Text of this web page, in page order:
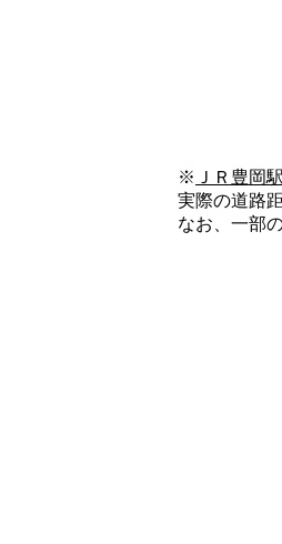
※ ＪＲ豊岡駅
実際の道路
なお、一部